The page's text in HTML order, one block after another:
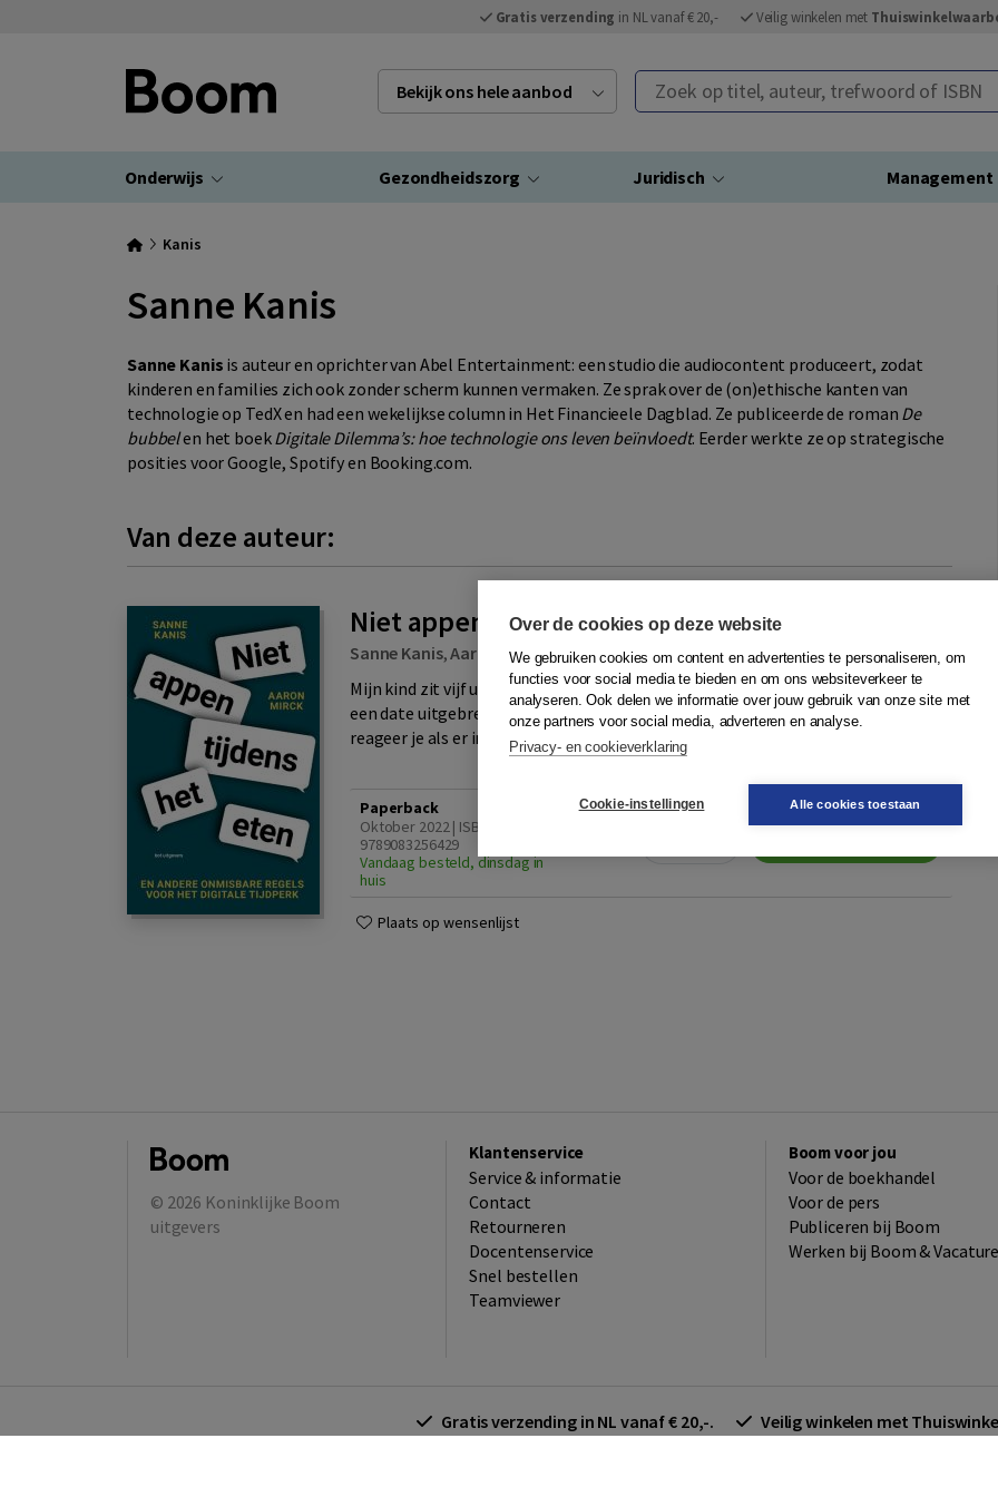
Gratis verzending in NL vanaf € 20,- Veilig winkelen met
Bekijk ons hele aanbod Zoek op titel, auteur, trefwoord of ISBN
Onderwijs Gezondheidszorg Juridisch Management
Kanis
Sanne Kanis
Sanne Kanis is auteur en oprichter van Abel Entertainment: een studio die audiocontent produceert, zodat
kinderen en families zich ook zonder scherm kunnen vermaken. Ze sprak over de (on)ethische kanten van
technologie op TedX en had een wekelijkse column in Het Financieele Dagblad. Ze publiceerde de roman De
bubbelen het boekDigitale Dilemma’s: hoe technologie ons leven beïnvloedt. Eerder werkte ze op strategische
posities voor Google, Spotify en Booking.com.
Van deze auteur:
Niet appen tijdens het eten
Sanne Kanis,Aaron Mirck|NBC - Bot Uitgevers
Mijn kind zit vijf uur per dag achter een beeldscherm. Is dat te veel? Is het oké om
een date uitgebreid te googlen? Hoe wijs je collega’s op de online etiquette? Hoe
reageer je als er in de famili...
Paperback
Oktober 2022 | ISBN
9789083256429
Vandaag besteld, dinsdag in
huis
Plaats op wensenlijst
© 2026 Koninklijke Boom
uitgevers
Klantenservice
Service & informatie
Contact
Retourneren
Docentenservice
Snel bestellen
Teamviewer
Boom voor jou
Voor de boekhandel
Voor de pers
Publiceren bij Boom
Werken bij Boom &
Gratis verzending in NL vanaf € 20,-. Veilig winkelen met
Over de cookies op deze website
We gebruiken cookies om content en advertenties te personaliseren, om
functies voor social media te bieden en om ons websiteverkeer te
analyseren. Ook delen we informatie over jouw gebruik van onze site met
onze partners voor social media, adverteren en analyse.
Privacy- en cookieverklaring
Cookie-instellingen Alle cookies toestaan